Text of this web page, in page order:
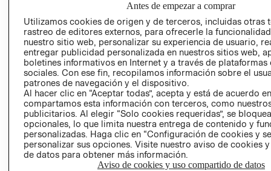
RELACIÓN CON
INVERSIONISTAS
POLÍTICA
EMPRESARIAL
- RETIRO EN
TIENDA
TÉRMINOS Y
CONDICIONES
AVISO DE
PRIVACIDAD
GIFT CARD
AVISO DE
COOKIES
Antes de empezar a comprar
Utilizamos cookies de origen y de terceros, incluidas otras
rastreo de editores externos, para ofrecerle la
nuestro sitio web, personalizar su experiencia de usuario,
entregar publicidad personalizada en nuestros sitios web,
boletines informativos en Internet y a través de plataformas
sociales. Con ese fin, recopilamos información sobre el
patrones de navegación y el dispositivo.
Al hacer clic en “Aceptar todas”, acepta y está de acuerdo
compartamos esta información con terceros, como
publicitarios. Al elegir “Solo cookies requeridas”, se
opcionales, lo que limita nuestra entrega de contenido y
personalizadas. Haga clic en “Configuración de cookies y
personalizar sus opciones. Visite nuestro aviso de cookies
de datos para obtener más información.
Aviso de cookies y uso compartido de datos